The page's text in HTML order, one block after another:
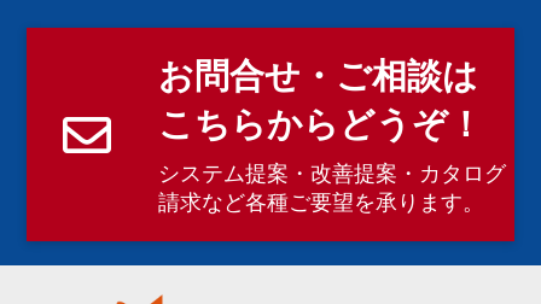
お問合せ・ご相談は
こちらからどうぞ！
システム提案・改善提案・カタログ
請求など各種ご要望を承ります。